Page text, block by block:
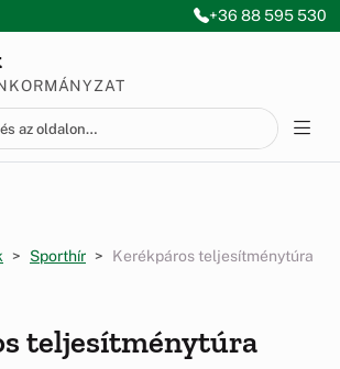
+36 88 595 530
Sporthír Kerékpáros teljesítménytúra
teljesítménytúra